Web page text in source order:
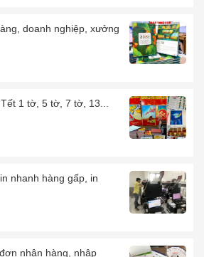
doanh nghiệp, xưởng
1 tờ, 5 tờ, 7 tờ, 13...
nhanh hàng gấp, in
nhận hàng, nhập